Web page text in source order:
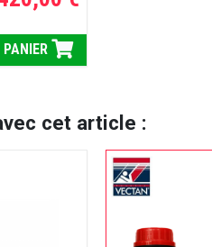
cet article :